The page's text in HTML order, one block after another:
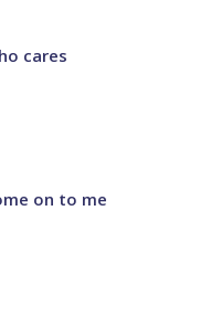
cares
on to me